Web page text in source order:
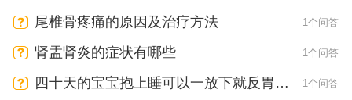
尾椎骨疼痛的原因及治疗方法 1个问答
肾盂肾炎的症状有哪些 1个问答
四十天的宝宝抱上睡可以一放下就反胃为
1个问答